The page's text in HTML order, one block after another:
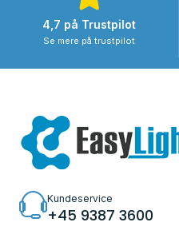
4,7 på Trustpilot
Se mere på trustpilot
Kundeservice
+45 9387 3600